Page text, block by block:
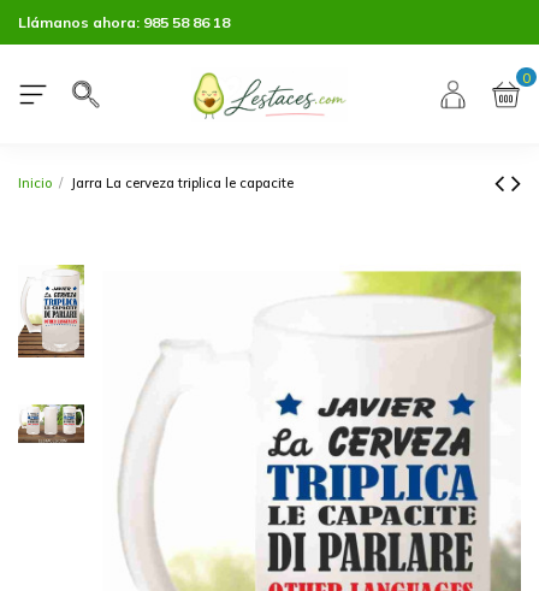
Llámanos ahora: 985 58 86 18
0
Inicio Jarra La cerveza triplica le capacite